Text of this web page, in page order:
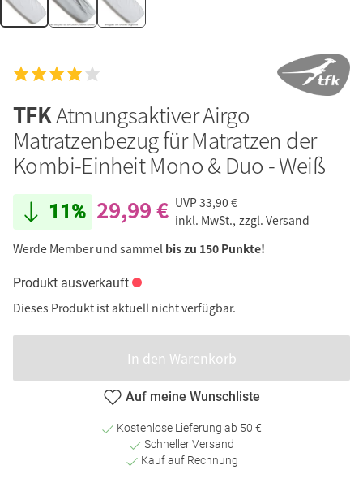
TFKAtmungsaktiver Airgo
Matratzenbezug für Matratzen der
Kombi-Einheit Mono & Duo - Weiß
11% 29,99 € UVP33,90 €
inkl. MwSt., zzgl. Versand
Werde Member und sammel bis zu 150 Punkte!
Produkt ausverkauft
Dieses Produkt ist aktuell nicht verfügbar.
In den Warenkorb
Auf meine Wunschliste
Kostenlose Lieferung ab 50 €
Schneller Versand
Kauf auf Rechnung